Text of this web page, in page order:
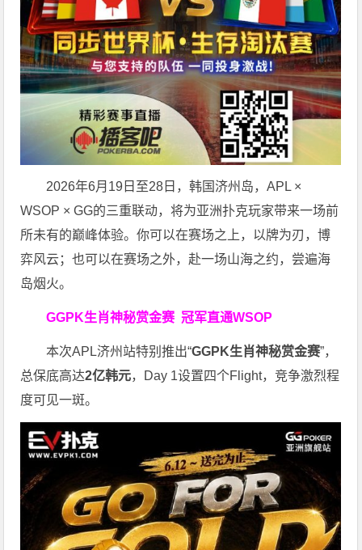
2026年6月19日至28日，韩国济州岛，APL ×
WSOP × GG的三重联动，将为亚洲扑克玩家带来一场前
所未有的巅峰体验。你可以在赛场之上，以牌为刃，博
弈风云；也可以在赛场之外，赴一场山海之约，尝遍海
岛烟火。
GGPK生肖神秘赏金赛冠军直通WSOP
本次APL济州站特别推出“GGPK生肖神秘赏金赛”，
总保底高达2亿韩元，Day 1设置四个Flight，竞争激烈程
度可见一斑。